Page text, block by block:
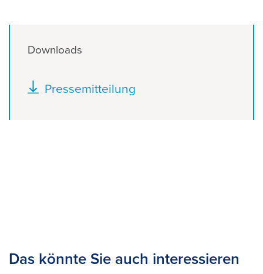
Downloads
Dokument
Pressemitteilung
Das könnte Sie auch interessieren